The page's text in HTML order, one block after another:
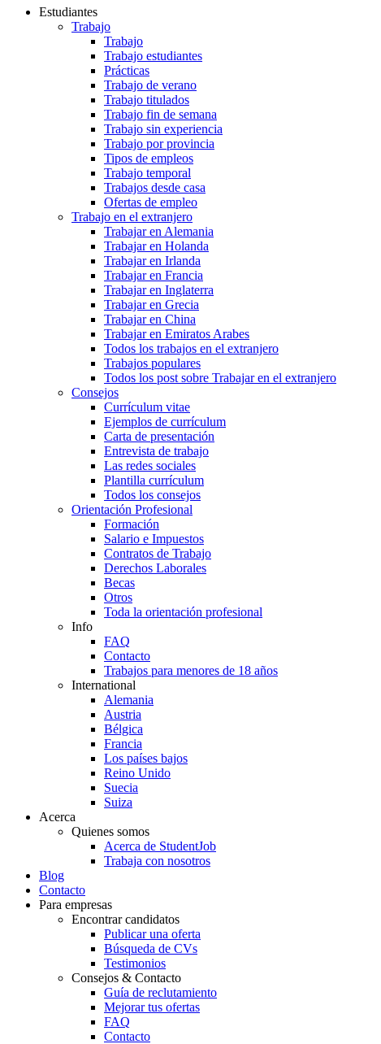
Estudiantes
Trabajo
Trabajo
Trabajo estudiantes
Prácticas
Trabajo de verano
Trabajo titulados
Trabajo fin de semana
Trabajo sin experiencia
Trabajo por provincia
Tipos de empleos
Trabajo temporal
Trabajos desde casa
Ofertas de empleo
Trabajo en el extranjero
Trabajar en Alemania
Trabajar en Holanda
Trabajar en Irlanda
Trabajar en Francia
Trabajar en Inglaterra
Trabajar en Grecia
Trabajar en China
Trabajar en Emiratos Arabes
Todos los trabajos en el extranjero
Trabajos populares
Todos los post sobre Trabajar en el extranjero
Consejos
Currículum vitae
Ejemplos de currículum
Carta de presentación
Entrevista de trabajo
Las redes sociales
Plantilla currículum
Todos los consejos
Orientación Profesional
Formación
Salario e Impuestos
Contratos de Trabajo
Derechos Laborales
Becas
Otros
Toda la orientación profesional
Info
FAQ
Contacto
Trabajos para menores de 18 años
International
Alemania
Austria
Bélgica
Francia
Los países bajos
Reino Unido
Suecia
Suiza
Acerca
Quienes somos
Acerca de StudentJob
Trabaja con nosotros
Blog
Contacto
Para empresas
Encontrar candidatos
Publicar una oferta
Búsqueda de CVs
Testimonios
Consejos & Contacto
Guía de reclutamiento
Mejorar tus ofertas
FAQ
Contacto